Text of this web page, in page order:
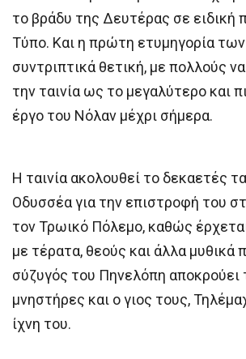
το βράδυ της Δευτέρας σε ειδική
Τύπο. Και η πρώτη ετυμηγορία
συντριπτικά θετική, με πολλούς
την ταινία ως το μεγαλύτερο και
έργο του Νόλαν μέχρι σήμερα.
Η ταινία ακολουθεί το δεκαετές
Οδυσσέα για την επιστροφή του
τον Τρωικό Πόλεμο, καθώς
με τέρατα, θεούς και άλλα μυθικά
σύζυγός του Πηνελόπη αποκρούει
μνηστήρες και ο γιος τους,
ίχνη του.